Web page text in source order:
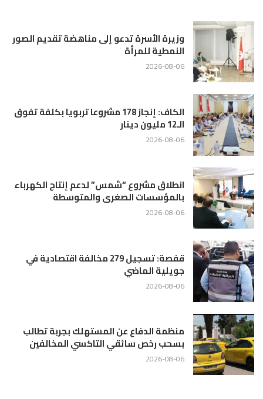
وزيرة الأسرة تدعو إلى مناهضة تقديم الصور
النمطية للمرأة
2026-08-06
الكاف: إنجاز 178 مشروعا تربويا بكلفة تفوق
الـ12 مليون دينار
2026-08-06
انطلاق مشروع “شمس” لدعم إنتاج الكهرباء
بالمؤسسات الصغرى والمتوسطة
2026-08-06
قفصة: تسجيل 279 مخالفة اقتصادية في
جويلية الماضي
2026-08-06
منظمة الدفاع عن المستهلك بجربة تطالب
بسحب رخص سائقي التاكسي المخالفين
2026-08-06